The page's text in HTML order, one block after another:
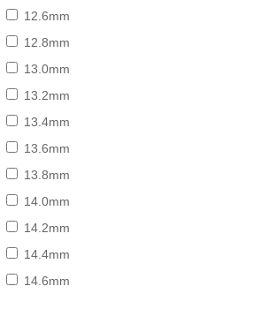
12.6mm
12.8mm
13.0mm
13.2mm
13.4mm
13.6mm
13.8mm
14.0mm
14.2mm
14.4mm
14.6mm